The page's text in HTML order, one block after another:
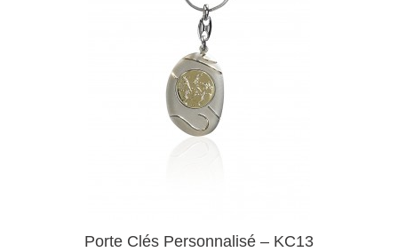
Porte Clés Personnalisé – KC13